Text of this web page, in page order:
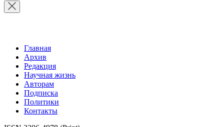
Главная
Архив
Редакция
Научная жизнь
Авторам
Подписка
Политики
Контакты